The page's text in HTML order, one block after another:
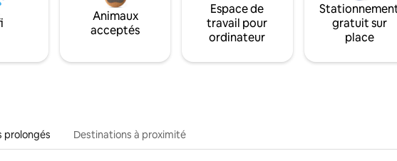
Animaux
acceptés
Espace de
travail pour
ordinateur
gratuit sur
place
prolongés Destinations à proximité